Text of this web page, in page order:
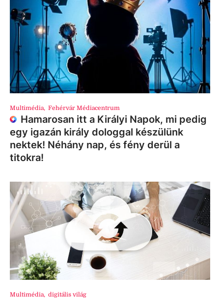
Multimédia, Fehérvár Médiacentrum
Hamarosan itt a Királyi Napok, mi pedig
egy igazán király dologgal készülünk
nektek! Néhány nap, és fény derül a
titokra!
Multimédia, digitális világ